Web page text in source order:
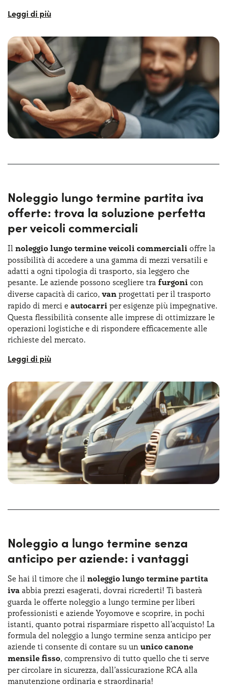
Sul nostro sito troverai tantissime
consentirti ampie possibilità di scelta. Troverai modelli in
offerta, pacchetti di servizi personalizzati e assistenza
dedicata.
Risparmia tempo e denaro con le nostretariffe
competitivee inizia a godere dei vantaggi aggiuntivi
offerti da Yoyomove.
Con una vasta gamma di veicoli tra cui scegliere,
facilmente la tua flotta alle mutevoli esigenze del
Noleggio lungo termine partita iva
offerte: trova la soluzione perfetta
per veicoli commerciali
Il noleggio lungo termine veicoli commerciali offre la
possibilità di accedere a una gamma di mezzi versatili e
adatti a ogni tipologia di trasporto, sia leggero che
pesante. Le aziende possono scegliere tra furgoni con
diverse capacità di carico, van progettati per il trasporto
rapido di merci e autocarri per esigenze più impegnative.
Questa flessibilità consente alle imprese di ottimizzare le
operazioni logistiche e di rispondere efficacemente alle
richieste del mercato.
Con leofferte NLT partita iva Yoyomove
stato. Con il noleggio a lungo termine con partita iva
senza anticipo, ad esempio, puoi soddisfare ogni esigenza
di business senza dover subito pagare cifre importanti.
Puoi ricorrere al noleggio a lungo termine camion e
furgoni anche per svincolarti dagli oneri legati alla
proprietà e scegliere un canone mensile fisso per la tua
azienda!
Leofferte NLT furgoni e camionti consentono di
risparmiare e, nello stesso tempo, di evitare tutte le
burocratica dei mezzi. Che si tratti di furgoni, van,
incontro a ogni esigenza di mobilità da parte delle
aziende.
Inoltre, se scegli il noleggio a lungo termine furgoni senza
anticipo, avrai tutte le garanzie del caso e potrai
concentrarti unicamente sulla guida, avendo il mezzo
subito a disposizione per lavorare. Con le offerte noleggio
lungo termine aziende e partita Iva non avrai alcun
vincolo all’acquisto e potrai programmare le tue attività
aziendali e commerciali con la massima serenità!
Non ti resta che confrontare le nostre offerte di noleggio
auto lungo termine aziende e scegliere il furgone, camion
Noleggio a lungo termine senza
anticipo per aziende: i vantaggi
Se hai il timore che il noleggio lungo termine partita
iva abbia prezzi esagerati, dovrai ricrederti! Ti basterà
guarda le offerte noleggio a lungo termine per liberi
professionisti e aziende Yoyomove e scoprire, in pochi
istanti, quanto potrai risparmiare rispetto all’acquisto! La
formula del noleggio a lungo termine senza anticipo per
aziende ti consente di contare su un unico canone
mensile fisso, comprensivo di tutto quello che ti serve
per circolare in sicurezza, dall’assicurazione RCA alla
manutenzione ordinaria e straordinaria!